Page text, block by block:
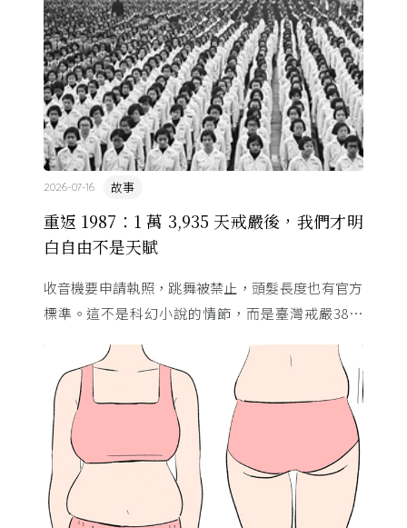
重返 1987：1 萬 3,935 天戒嚴後，我們才明
白自由不是天賦
故事
2026-07-16
收音機要申請執照，跳舞被禁止，頭髮長度也有官方
標準。這不是科幻小說的情節，而是臺灣戒嚴38年
嚴令，這段歷 ...